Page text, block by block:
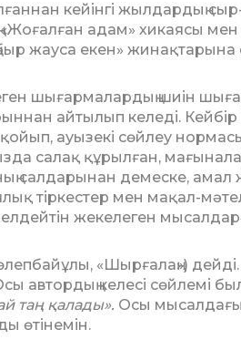
кейінгі жылдардың
адам» хикаясы мен
жауса екен» жи­нақтарына
шы­ғармалардың шиін
айтылып келеді.
ауы­зекі сөйлеу
салақ құрылған,
салдарынан демеске, амал
тіркестер мен ма­қал-
жекелеген
«Шырғалаң»)
автордың келесі сөйлемі
таң қалады». Осы мысалдағы
өтінемін.